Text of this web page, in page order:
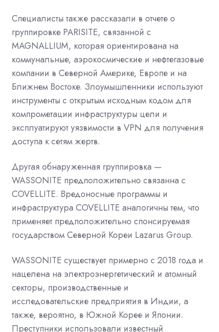
Специалисты также рассказали в отчете о
группировке PARISITE, связанной с
MAGNALLIUM, которая ориентирована на
коммунальные, аэрокосмические и нефтегазовые
компании в Северной Америке, Европе и на
Ближнем Востоке. Злоумышленники используют
инструменты с открытым исходным кодом для
компрометации инфраструктуры цели и
эксплуатируют уязвимости в VPN для получения
доступа к сетям жертв.
Другая обнаруженная группировка —
WASSONITE предположительно связанна с
COVELLITE. Вредоносные программы и
инфраструктура COVELLITE аналогичны тем, что
применяет предположительно спонсируемая
государством Северной Кореи Lazarus Group.
WASSONITE существует примерно с 2018 года и
нацелена на электроэнергетический и атомный
секторы, производственные и
исследовательские предприятия в Индии, а
также, вероятно, в Южной Корее и Японии.
Преступники использовали известный